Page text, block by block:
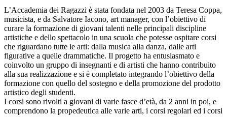
L’Accademia dei Ragazzi è stata fondata nel 2003 da Teresa Coppa,
musicista, e da Salvatore Iacono, art manager, con l’obiettivo di
curare la formazione di giovani talenti nelle principali discipline
artistiche e dello spettacolo in una scuola che potesse ospitare corsi
che riguardano tutte le arti: dalla musica alla danza, dalle arti
figurative a quelle drammatiche. Il progetto ha entusiasmato e
coinvolto un gruppo di insegnanti e di artisti che hanno contribuito
alla sua realizzazione e si è completato integrando l’obiettivo della
formazione con quello del sostegno e della promozione del prodotto
artistico degli studenti.
I corsi sono rivolti a giovani di varie fasce d’età, da 2 anni in poi, e
comprendono la propedeutica alle varie arti, i corsi regolari ed i corsi